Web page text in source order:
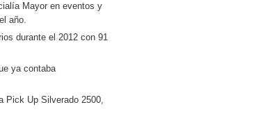
Mayor en eventos y
año.
durante el 2012 con 91
ya contaba
Pick Up Silverado 2500,